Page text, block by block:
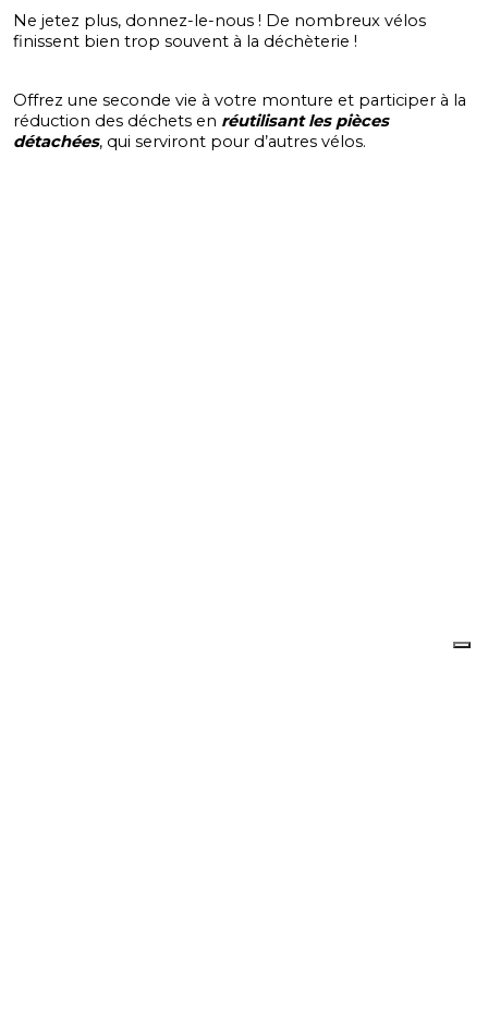
Ne jetez plus, donnez-le-nous ! De nombreux vélos
finissent bien trop souvent à la déchèterie !
Offrez une seconde vie à votre monture et participer à la
réduction des déchets en réutilisant les pièces
détachées, qui serviront pour d’autres vélos.